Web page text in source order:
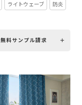
ライトウェーブ 防炎
無料サンプル請求